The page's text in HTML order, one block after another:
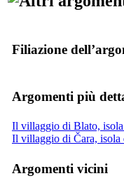
Filiazione
Argomenti più
Il villaggio di Blato,
Il villaggio di Čara,
Argomenti vicini